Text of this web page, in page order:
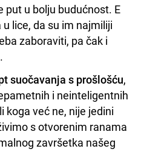
put u bolju budućnost. E
lice, da su im najmiliji
zaboraviti, pa čak i
suočavanja s prošlošću,
i neinteligentnih
koga već ne, nije jedini
s otvorenim ranama
završetka našeg